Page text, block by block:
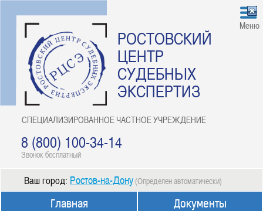
РОСТОВСКИЙ
ЦЕНТР
СУДЕБНЫХ
ЭКСПЕРТИЗ
СПЕЦИАЛИЗИРОВАННОЕ ЧАСТНОЕ УЧРЕЖДЕНИЕ
8 (800) 100-34-14
Звонок бесплатный
Меню
Ваш город: Ростов-на-Дону (Определен автоматически)
Главная
Документы